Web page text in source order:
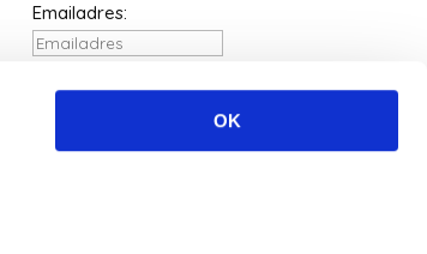
OK
Emailadres:
Voornaam: